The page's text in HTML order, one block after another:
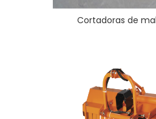
Cortadoras de